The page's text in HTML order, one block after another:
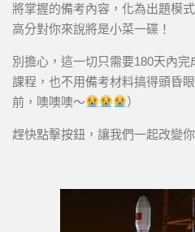
將掌握的備考內容，化為出題模
高分對你來說將是小菜一碟！
別擔心，這一切只需要180天內
課程，也不用備考材料搞得頭昏
前，噢噢噢～
）
趕快點擊按鈕，讓我們一起改變